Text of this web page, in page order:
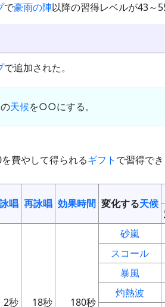
で豪雨の陣以降の習得レベルが43～
で追加された。
天候を○○にする。
費やして得られるギフト で習得でき
詠唱 再詠唱 効果時間 変化する天候
2秒 18秒 180秒
砂嵐
スコール
暴風
灼熱波